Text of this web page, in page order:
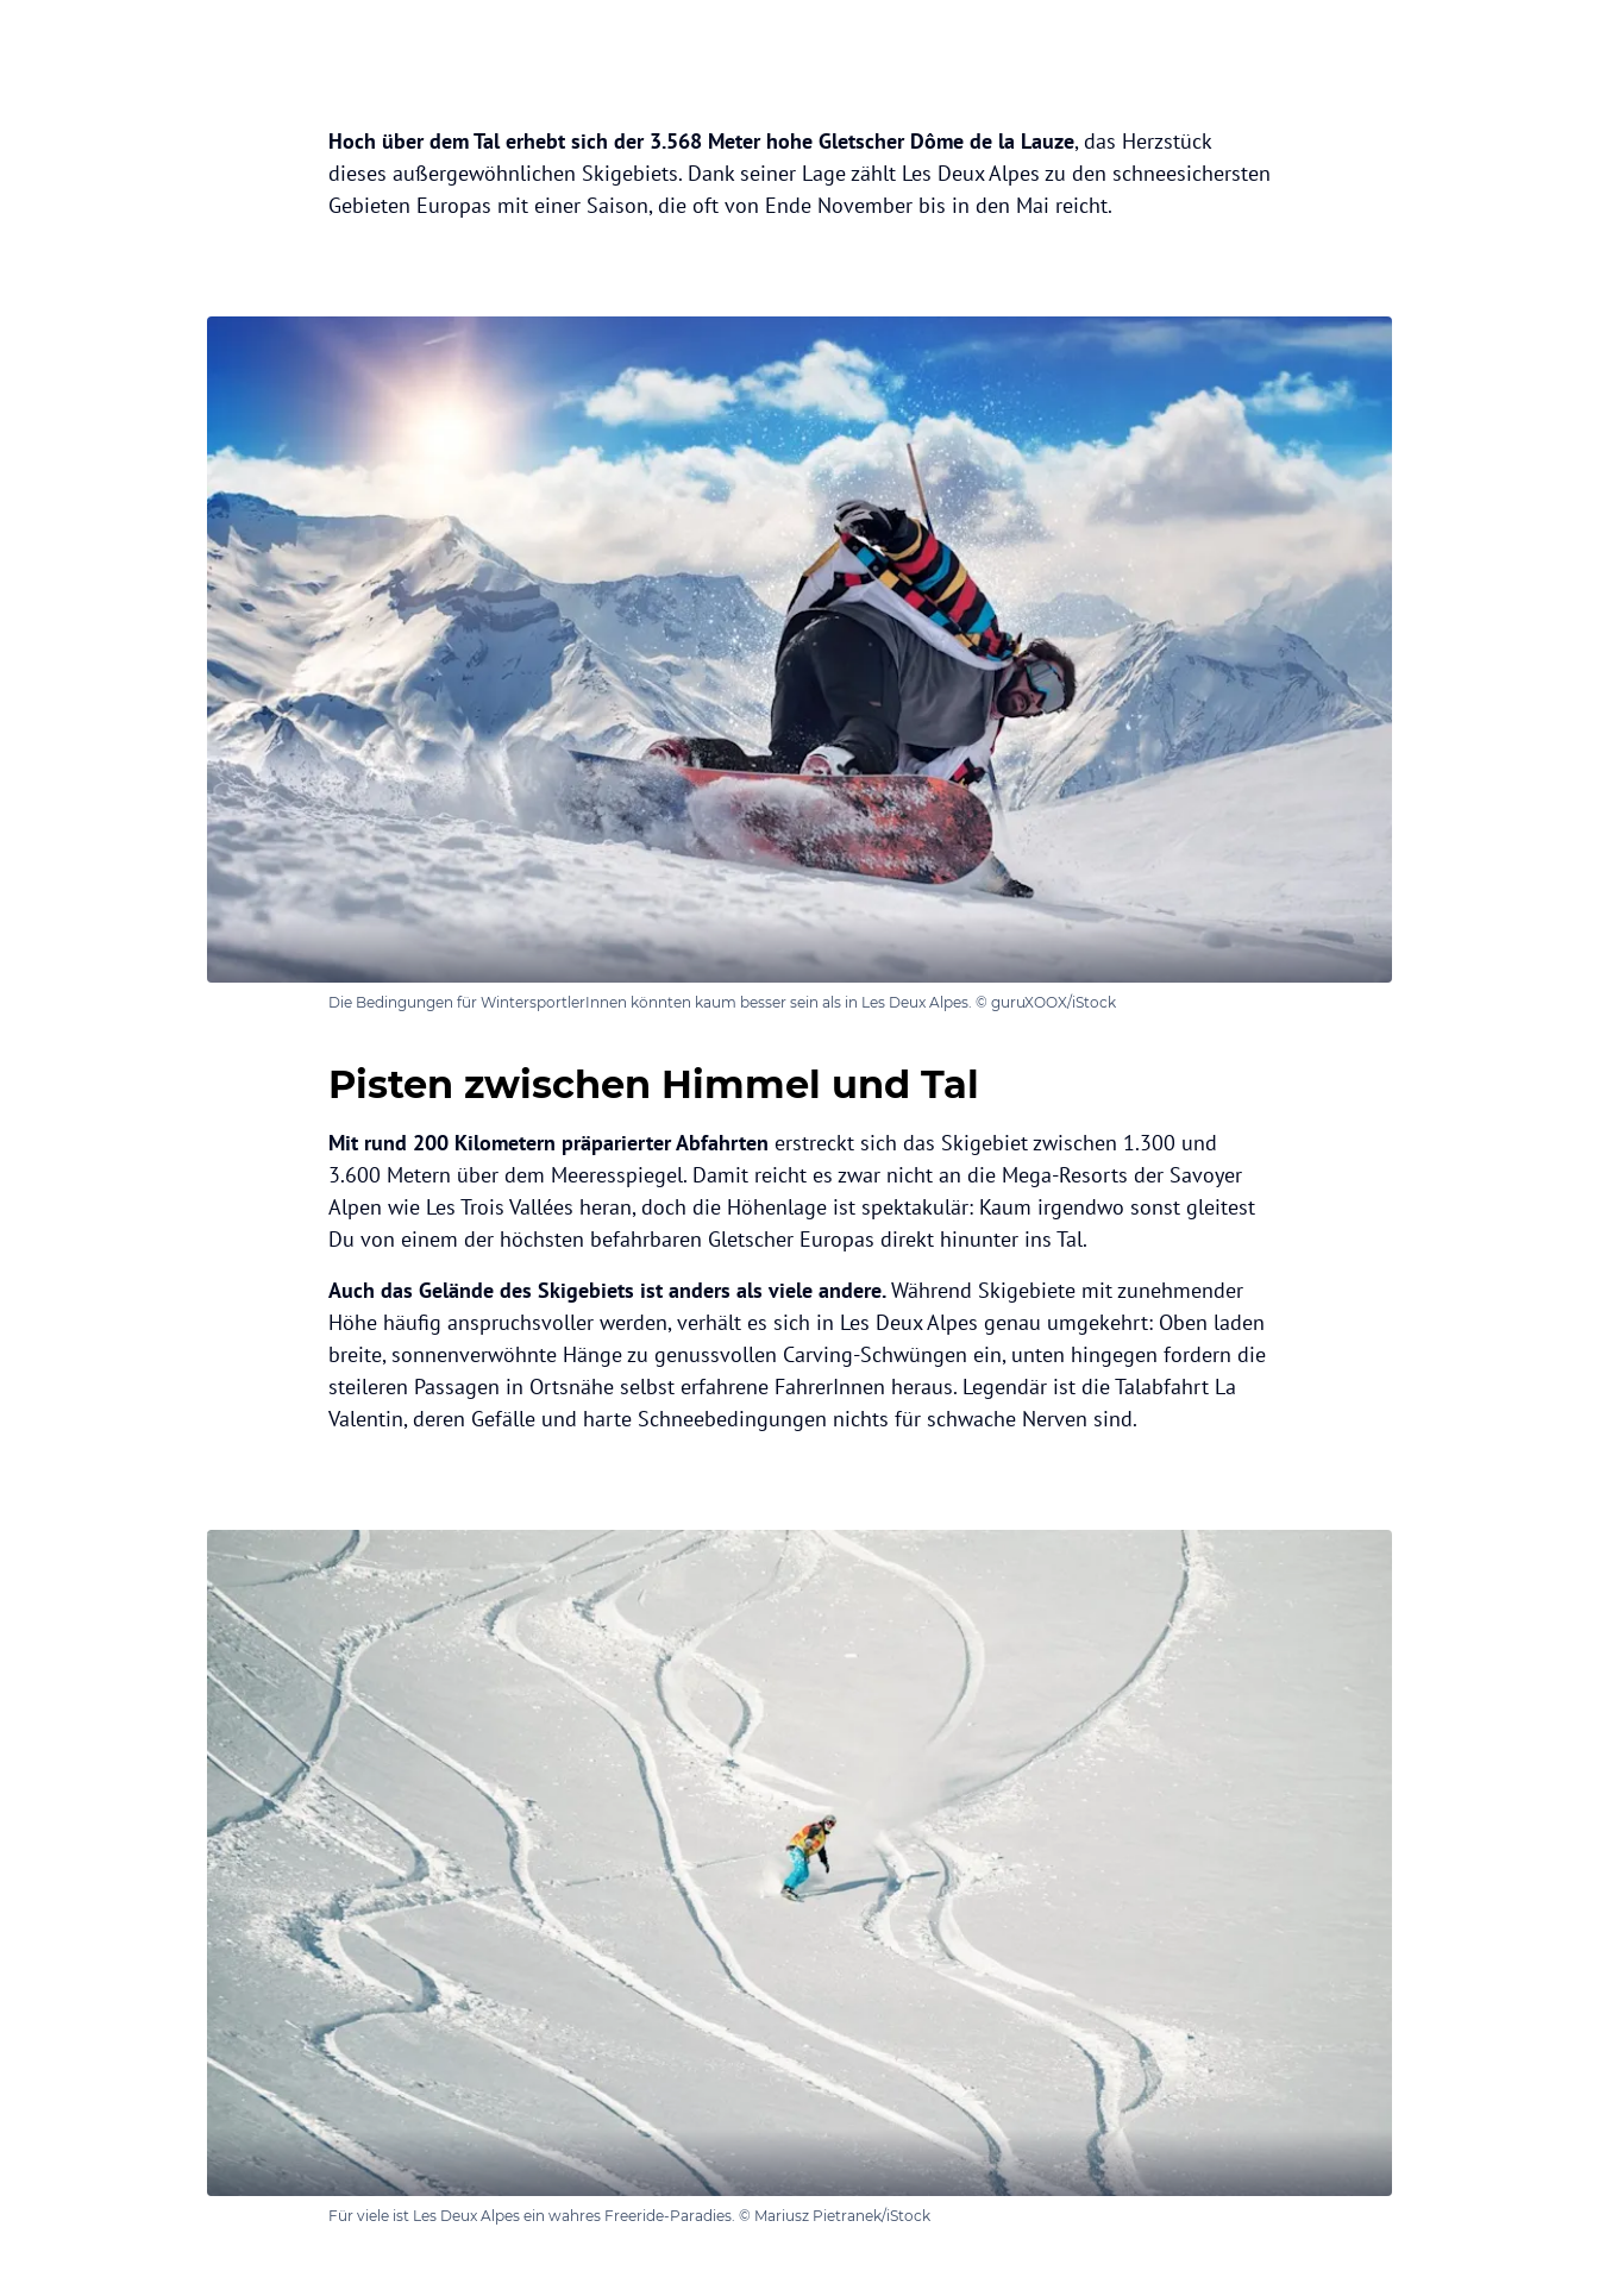
Hoch über dem Tal erhebt sich der 3.568 Meter hohe Gletscher Dôme de la Lauze, das Herzstück
dieses außergewöhnlichen Skigebiets. Dank seiner Lage zählt Les Deux Alpes zu den schneesichersten
Gebieten Europas mit einer Saison, die oft von Ende November bis in den Mai reicht.
Die Bedingungen für WintersportlerInnen könnten kaum besser sein als in Les Deux Alpes. © guruXOOX/iStock
Pisten zwischen Himmel und Tal
Mit rund 200 Kilometern präparierter Abfahrten erstreckt sich das Skigebiet zwischen 1.300 und
3.600 Metern über dem Meeresspiegel. Damit reicht es zwar nicht an die Mega-Resorts der Savoyer
Alpen wie Les Trois Vallées heran, doch die Höhenlage ist spektakulär: Kaum irgendwo sonst gleitest
Du von einem der höchsten befahrbaren Gletscher Europas direkt hinunter ins Tal.
Auch das Gelände des Skigebiets ist anders als viele andere.Während Skigebiete mit zunehmender
Höhe häufig anspruchsvoller werden, verhält es sich in Les Deux Alpes genau umgekehrt: Oben laden
breite, sonnenverwöhnte Hänge zu genussvollen Carving-Schwüngen ein, unten hingegen fordern die
steileren Passagen in Ortsnähe selbst erfahrene FahrerInnen heraus. Legendär ist die Talabfahrt La
Valentin, deren Gefälle und harte Schneebedingungen nichts für schwache Nerven sind.
Für viele ist Les Deux Alpes ein wahres Freeride-Paradies. © Mariusz Pietranek/iStock